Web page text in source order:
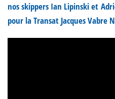
nos skippers Ian Lipinski et
pour la Transat Jacques Vabre